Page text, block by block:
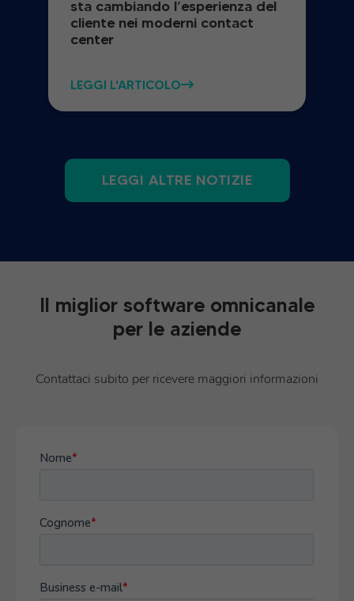
sta cambiando l’esperienza del
cliente nei moderni contact
center
LEGGI L'ARTICOLO
LEGGI ALTRE NOTIZIE
Il miglior software omnicanale
per le aziende
Contattaci subito per ricevere maggiori informazioni